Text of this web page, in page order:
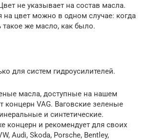
не указывает на состав масла.
на цвет можно в одном случае: когда
такое же масло, как было.
для систем гидроусилителей.
масла, доступные на нашем
концерн VAG. Ваговские зеленые
и синтетические.
концерн и рекомендует для своих
Audi, Skoda, Porsche, Bentley,